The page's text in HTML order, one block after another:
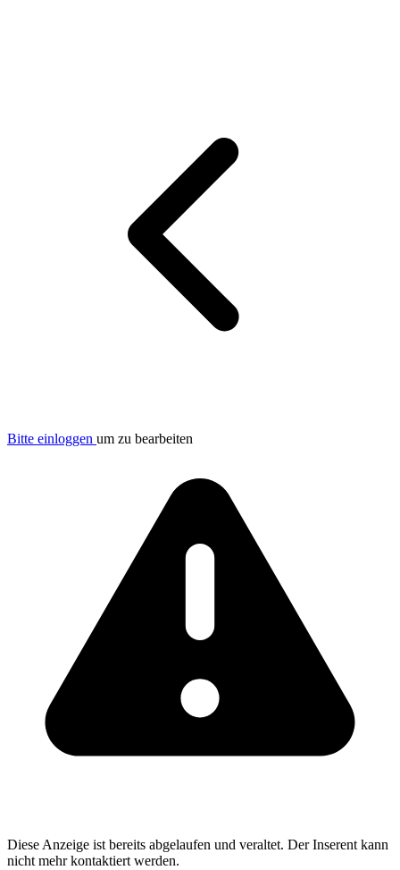
Bitte einloggen um zu bearbeiten
Diese Anzeige ist bereits abgelaufen und veraltet. Der Inserent kann
nicht mehr kontaktiert werden.